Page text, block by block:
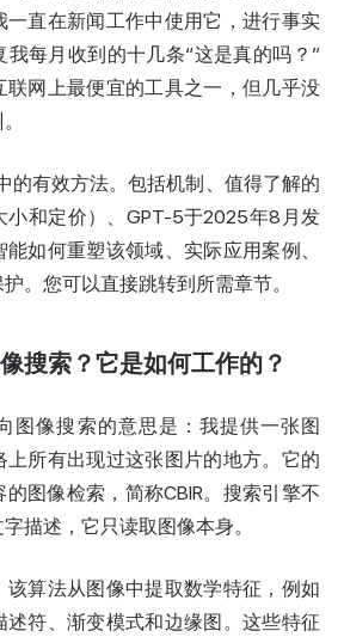
一直在新闻工作中使用它，进行事实
每月收到的十几条“这是真的吗？”
联网上最便宜的工具之一，但几乎没
的有效方法。包括机制、值得了解的
小和定价）、GPT-5于2025年8月发
如何重塑该领域、实际应用案例、
。您可以直接跳转到所需章节。
搜索？它是如何工作的？
图像搜索的意思是：我提供一张图
上所有出现过这张图片的地方。它的
图像检索，简称CBIR。搜索引擎不
描述，它只读取图像本身。
该算法从图像中提取数学特征，例如
述符、渐变模式和边缘图。这些特征